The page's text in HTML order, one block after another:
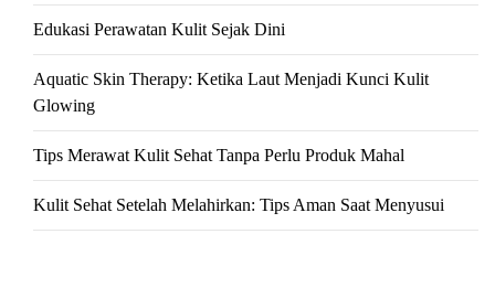
Edukasi Perawatan Kulit Sejak Dini
Aquatic Skin Therapy: Ketika Laut Menjadi Kunci Kulit
Glowing
Tips Merawat Kulit Sehat Tanpa Perlu Produk Mahal
Kulit Sehat Setelah Melahirkan: Tips Aman Saat Menyusui